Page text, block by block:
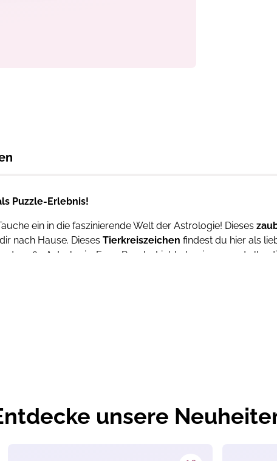
Puzzle-Erlebnis!
ein in die faszinierende Welt der Astrologie! Dieses
nach Hause. Dieses Tierkreiszeichen findest du hier als
große Astrologie-Fans, Puzzle-Liebhaber:innen und alle,
unsere